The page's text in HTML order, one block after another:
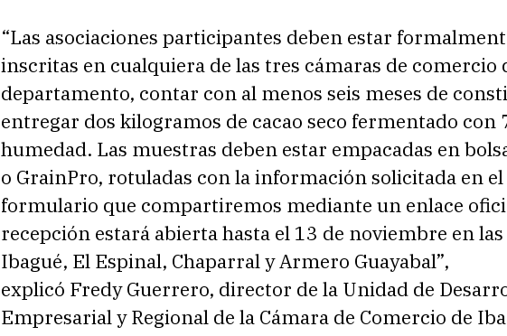
“Las asociaciones participantes deben estar
inscritas en cualquiera de las tres cámaras de comercio
departamento, contar con al menos seis meses de
entregar dos kilogramos de cacao seco fermentado con
humedad. Las muestras deben estar empacadas en
o GrainPro, rotuladas con la información solicitada en el
formulario que compartiremos mediante un enlace
recepción estará abierta hasta el 13 de noviembre en las
Ibagué, El Espinal, Chaparral y Armero Guayabal”,
explicó Fredy Guerrero, director de la Unidad de
Empresarial y Regional de la Cámara de Comercio de